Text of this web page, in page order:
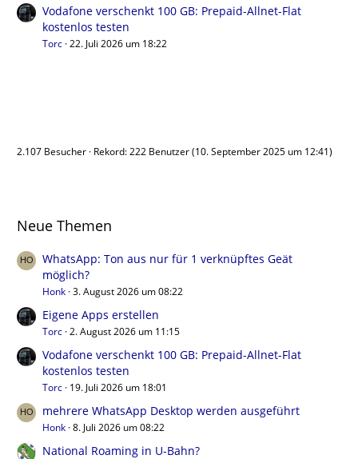
Vodafone verschenkt 100 GB: Prepaid-Allnet-Flat
kostenlos testen
Torc 22. Juli 2026 um 18:22
2.107 Besucher Rekord: 222 Benutzer (10. September 2025 um 12:41)
Neue Themen
WhatsApp: Ton aus nur für 1 verknüpftes Geät
möglich?
Honk 3. August 2026 um 08:22
Eigene Apps erstellen
Torc 2. August 2026 um 11:15
Vodafone verschenkt 100 GB: Prepaid-Allnet-Flat
kostenlos testen
Torc 19. Juli 2026 um 18:01
mehrere WhatsApp Desktop werden ausgeführt
Honk 8. Juli 2026 um 08:22
National Roaming in U-Bahn?